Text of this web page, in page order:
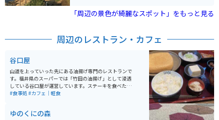
「周辺の景色が綺麗なスポット」をもっと見る
周辺のレストラン・カフェ
谷口屋
山道を上っていった先にある油揚げ専門のレストランで
す。福井県のスーパーでは「竹田の油揚げ」として浸透
している谷口屋が運営しています。ステーキを食べたの
と同じくらいの満足感を得られる油揚げをいただけま
#食事処 #カフェ｜軽食
ゆのくにの森